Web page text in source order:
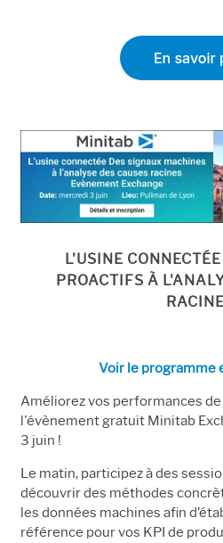
L'USINE
PROACTIFS À
Voir le programme
Améliorez vos performances
l'évènement gratuit Minitab
3 juin !
Le matin, participez à des
découvrir des méthodes
les données machines afin
référence pour vos KPI de